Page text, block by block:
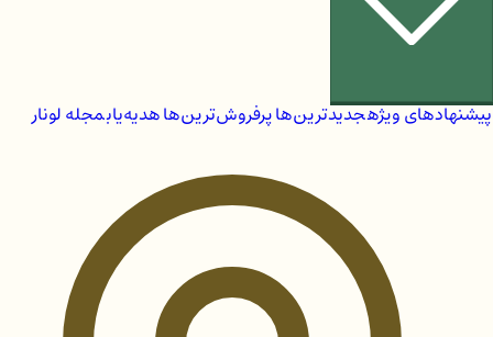
پیشنهادهای ویژهجدیدترین‌هاپرفروش‌ترین‌هاهدیه‌یابمجله لونار